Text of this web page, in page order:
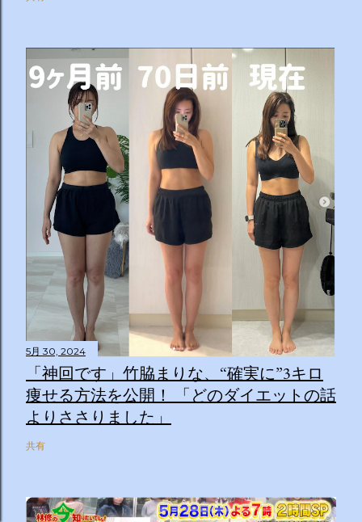
5月 30, 2024
「神回です」竹脇まりな、“確実に”3キロ
痩せる方法を公開！ 「どのダイエットの話
よりささりました」
共有